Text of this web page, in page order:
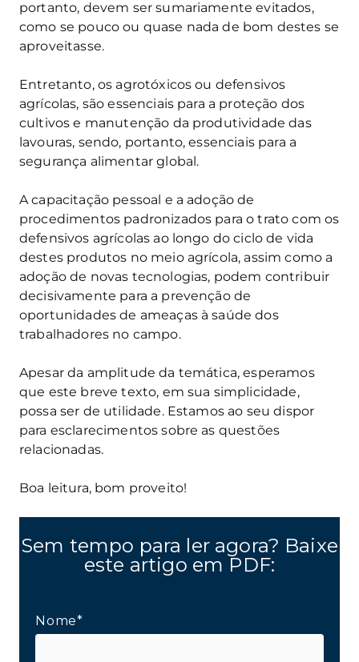
portanto, devem ser sumariamente evitados,
como se pouco ou quase nada de bom destes se
aproveitasse.
Entretanto, os agrotóxicos ou defensivos
agrícolas, são essenciais para a proteção dos
cultivos e manutenção da produtividade das
lavouras, sendo, portanto, essenciais para a
segurança alimentar global.
A capacitação pessoal e a adoção de
procedimentos padronizados para o trato com os
defensivos agrícolas ao longo do ciclo de vida
destes produtos no meio agrícola, assim como a
adoção de novas tecnologias, podem contribuir
decisivamente para a prevenção de
oportunidades de ameaças à saúde dos
trabalhadores no campo.
Apesar da amplitude da temática, esperamos
que este breve texto, em sua simplicidade,
possa ser de utilidade. Estamos ao seu dispor
para esclarecimentos sobre as questões
relacionadas.
Boa leitura, bom proveito!
Sem tempo para ler agora? Baixe
este artigo em PDF:
Nome*